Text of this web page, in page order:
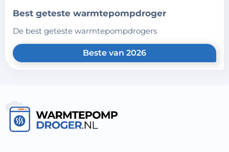
best geteste warmtepompdroger
de best geteste warmtepompdrogers
Beste van 2026